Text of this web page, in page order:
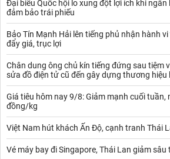
Đại biểu Quốc hội lo xung đột lợi ích khi
đảm bảo trái phiếu
Bảo Tín Mạnh Hải lên tiếng phủ nhận hành
đẩy giá, trục lợi
Chân dung ông chủ kín tiếng đứng sau tiệm
sửa đồ điện tử cũ đến gây dựng thương hiệu
Giá tiêu hôm nay 9/8: Giảm mạnh cuối tuần,
đồng/kg
Việt Nam hút khách Ấn Độ, cạnh tranh Thái
Vé máy bay đi Singapore, Thái Lan giảm sâu